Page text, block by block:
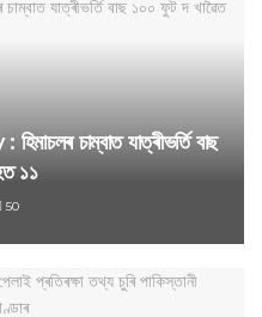
চাম্বাত যাত্ৰীভৰ্তি বাছ
১১
50